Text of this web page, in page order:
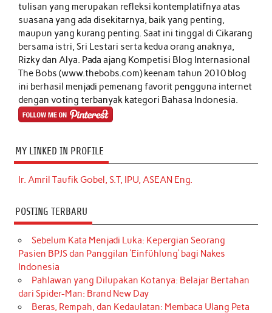
tulisan yang merupakan refleksi kontemplatifnya atas
suasana yang ada disekitarnya, baik yang penting,
maupun yang kurang penting. Saat ini tinggal di Cikarang
bersama istri, Sri Lestari serta kedua orang anaknya,
Rizky dan Alya. Pada ajang Kompetisi Blog Internasional
The Bobs (www.thebobs.com) keenam tahun 2010 blog
ini berhasil menjadi pemenang favorit pengguna internet
dengan voting terbanyak kategori Bahasa Indonesia.
MY LINKED IN PROFILE
Ir. Amril Taufik Gobel, S.T, IPU, ASEAN Eng.
POSTING TERBARU
Sebelum Kata Menjadi Luka: Kepergian Seorang
Pasien BPJS dan Panggilan ‘Einfühlung’ bagi Nakes
Indonesia
Pahlawan yang Dilupakan Kotanya: Belajar Bertahan
dari Spider-Man: Brand New Day
Beras, Rempah, dan Kedaulatan: Membaca Ulang Peta